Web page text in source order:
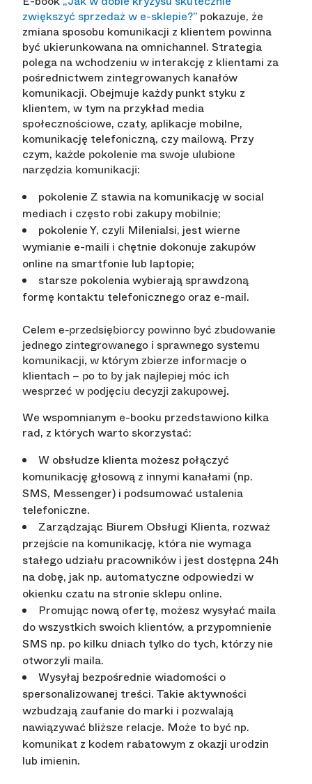
zwiększyć sprzedaż w e-sklepie?” pokazuje, że
zmiana sposobu komunikacji z klientem powinna
być ukierunkowana na omnichannel. Strategia
polega na wchodzeniu w interakcję z klientami za
pośrednictwem zintegrowanych kanałów
komunikacji. Obejmuje każdy punkt styku z
klientem, w tym na przykład media
społecznościowe, czaty, aplikacje mobilne,
komunikację telefoniczną, czy mailową. Przy
czym, każde pokolenie ma swoje ulubione
narzędzia komunikacji:
pokolenie Z stawia na komunikację w social
mediach i często robi zakupy mobilnie;
pokolenie Y, czyli Milenialsi, jest wierne
wymianie e-maili i chętnie dokonuje zakupów
online na smartfonie lub laptopie;
starsze pokolenia wybierają sprawdzoną
formę kontaktu telefonicznego oraz e-mail.
Celem e-przedsiębiorcy powinno być zbudowanie
jednego zintegrowanego i sprawnego systemu
komunikacji, w którym zbierze informacje o
klientach – po to by jak najlepiej móc ich
wesprzeć w podjęciu decyzji zakupowej.
We wspomnianym e-booku przedstawiono kilka
rad, z których warto skorzystać:
W obsłudze klienta możesz połączyć
komunikację głosową z innymi kanałami (np.
SMS, Messenger) i podsumować ustalenia
telefoniczne.
Zarządzając Biurem Obsługi Klienta, rozważ
przejście na komunikację, która nie wymaga
stałego udziału pracowników i jest dostępna 24h
na dobę, jak np. automatyczne odpowiedzi w
okienku czatu na stronie sklepu online.
Promując nową ofertę, możesz wysyłać maila
do wszystkich swoich klientów, a przypomnienie
SMS np. po kilku dniach tylko do tych, którzy nie
otworzyli maila.
Wysyłaj bezpośrednie wiadomości o
spersonalizowanej treści. Takie aktywności
wzbudzają zaufanie do marki i pozwalają
nawiązywać bliższe relacje. Może to być np.
komunikat z kodem rabatowym z okazji urodzin
lub imienin.